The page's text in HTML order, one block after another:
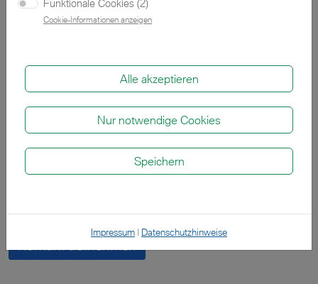
Zu unseren Neuwagen
Probefahrt vereinbaren
Kontakt aufnehmen
Funktionale Cookies (2)
Cookie-Informationen anzeigen
Alle akzeptieren
Nur notwendige Cookies
Speichern
Impressum | Datenschutzhinweise